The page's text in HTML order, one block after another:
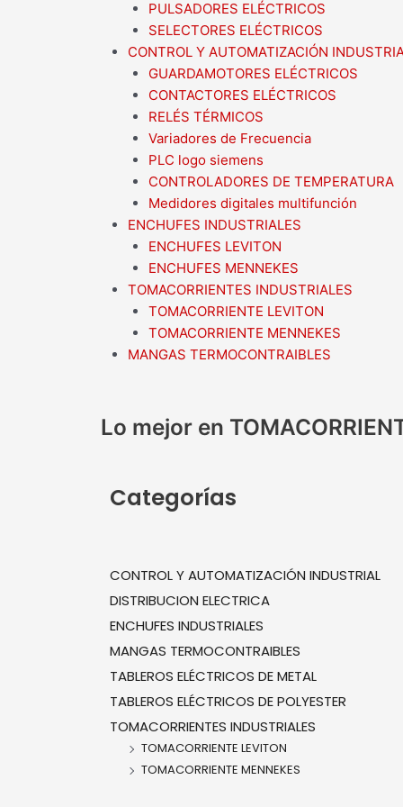
PULSADORES ELÉCTRICOS
SELECTORES ELÉCTRICOS
CONTROL Y AUTOMATIZACIÓN
GUARDAMOTORES ELÉCTRICOS
CONTACTORES ELÉCTRICOS
RELÉS TÉRMICOS
Variadores de Frecuencia
PLC logo siemens
CONTROLADORES DE TEMPERATURA
Medidores digitales multifunción
ENCHUFES INDUSTRIALES
ENCHUFES LEVITON
ENCHUFES MENNEKES
TOMACORRIENTES INDUSTRIALES
TOMACORRIENTE LEVITON
TOMACORRIENTE MENNEKES
MANGAS TERMOCONTRAIBLES
Lo mejor en
Categorías
CONTROL Y AUTOMATIZACIÓN INDUSTRIAL
DISTRIBUCION ELECTRICA
ENCHUFES INDUSTRIALES
MANGAS TERMOCONTRAIBLES
TABLEROS ELÉCTRICOS DE METAL
TABLEROS ELÉCTRICOS DE POLYESTER
TOMACORRIENTES INDUSTRIALES
TOMACORRIENTE LEVITON
TOMACORRIENTE MENNEKES